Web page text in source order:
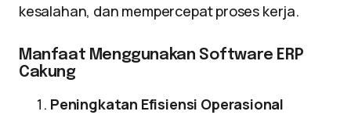
kesalahan, dan mempercepat proses kerja.
Manfaat Menggunakan Software ERP
Cakung
Peningkatan Efisiensi Operasional